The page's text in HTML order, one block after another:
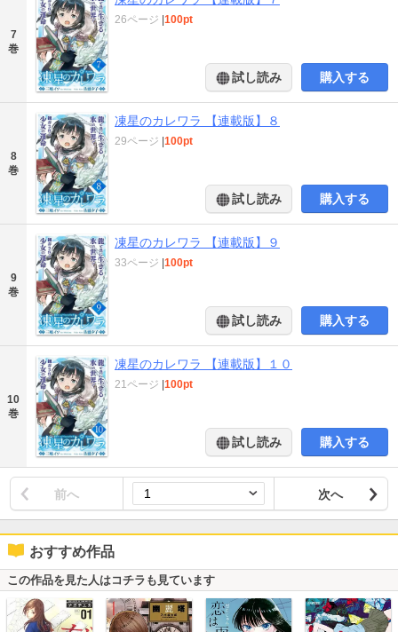
7
巻
26ページ |100pt
試し読み 購入する
8
巻
凍星のカレワラ 【連載版】８
29ページ |100pt
試し読み 購入する
9
巻
凍星のカレワラ 【連載版】９
33ページ |100pt
試し読み 購入する
10
巻
凍星のカレワラ 【連載版】１０
21ページ |100pt
試し読み 購入する
前へ 次へ
おすすめ作品
この作品を見た人はコチラも見ています